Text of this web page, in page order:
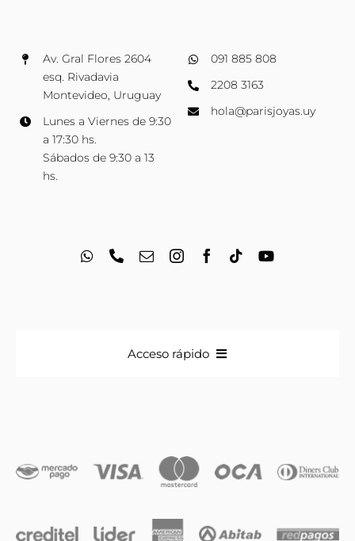
Av. Gral Flores 2604
esq. Rivadavia
Montevideo, Uruguay
Lunes a Viernes de 9:30
a 17:30 hs.
Sábados de 9:30 a 13
hs.
091 885 808
2208 3163
hola@parisjoyas.uy
Acceso rápido
Iniciales